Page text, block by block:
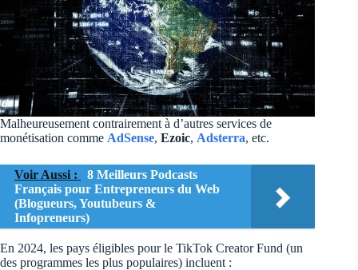
Malheureusement contrairement à d’autres services de
monétisation comme AdSense, Ezoic, Adsterra, etc.
Voir Aussi :
8 Meilleurs Podcasts
Français pour Entrepreneurs du Web
(Blogueurs, Youtubeurs &
Infopreneurs)
En 2024, les pays éligibles pour le TikTok Creator Fund (un
des programmes les plus populaires) incluent :